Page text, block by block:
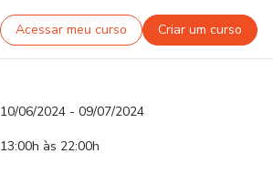
Acessar meu curso Criar um curso
10/06/2024 - 09/07/2024
13:00h às 22:00h